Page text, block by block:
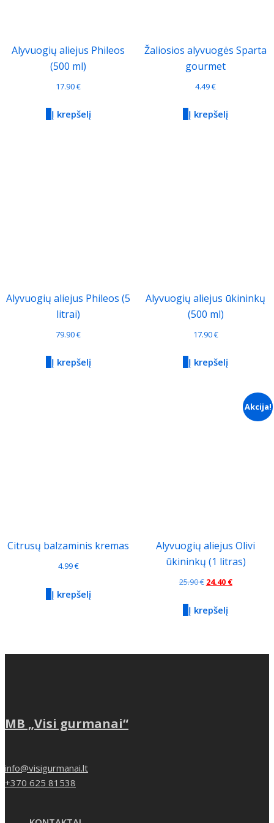
Alyvuogių aliejus Phileos
(500 ml)
17.90€
Į krepšelį
Žaliosios alyvuogės Sparta
gourmet
4.49€
Į krepšelį
Alyvuogių aliejus Phileos (5
litrai)
79.90€
Į krepšelį
Alyvuogių aliejus ūkininkų
(500 ml)
17.90€
Į krepšelį
Citrusų balzaminis kremas
4.99€
Į krepšelį
Akcija!
Alyvuogių aliejus Olivi
ūkininkų (1 litras)
25.90€ Original
was:
24.40 €Current
Į krepšelį
MB „Visi gurmanai“
info@visigurmanai.lt
+370 625 81538